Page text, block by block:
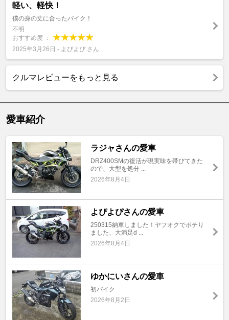
軽い、軽快！
僕の身の丈に合ったバイク！
不明
おすすめ度 ：
2025年3月26日 - よぴよぴ さん
クルマレビューをもっと見る
愛車紹介
ラジャさんの愛車
DRZ400SMの復活が現実味を帯びてきた
ので、大型を処分 ...
2026年8月4日
よぴよぴさんの愛車
250315納車しました！ヤフオクでポチり
ました、大満足d ...
2026年8月4日
ゆかにいさんの愛車
初バイク
2026年8月2日